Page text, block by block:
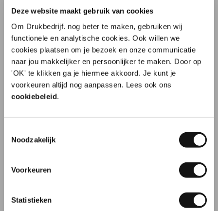
Deze website maakt gebruik van cookies
Om Drukbedrijf. nog beter te maken, gebruiken wij
functionele en analytische cookies. Ook willen we
cookies plaatsen om je bezoek en onze communicatie
naar jou makkelijker en persoonlijker te maken. Door op
'OK' te klikken ga je hiermee akkoord. Je kunt je
voorkeuren altijd nog aanpassen. Lees ook ons
cookiebeleid.
Noodzakelijk
Voorkeuren
Statistieken
heel vlot, echt gebruiksvriendelijk. De kwaliteit van
het vloeipapier zelf is ook top. Combinatie van goeie
service en een mooie, overzichtelijke website — een
aanrader!
Aanbeveling
JA!
Datum
01-08-2026
Door
Suzan Van den Bossche, Hofstade
10
Kwaliteit en service zijn top!
Klant is heel blij met de bouwhekdoeken en ik dus
10% korting op je
eerste order?
Naam
E-mailadres